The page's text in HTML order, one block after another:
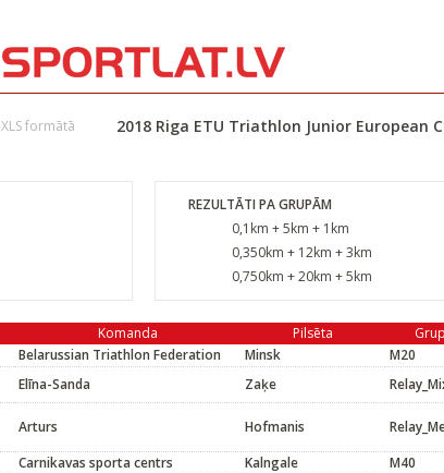
XLS formātā 2018 Riga ETU Triathlon Junior European
REZULTĀTI PA GRUPĀM
0,1km + 5km + 1km
0,350km + 12km + 3km
0,750km + 20km + 5km
Komanda Pilsēta
Belarussian Triathlon Federation Minsk M20
Elīna-Sanda Zaķe
Arturs Hofmanis
Carnikavas sporta centrs Kalngale M40